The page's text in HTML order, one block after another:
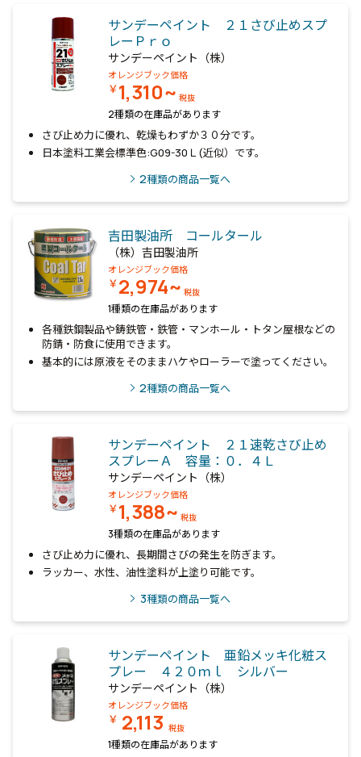
サンデーペイント ２１さび止めスプ
レーＰｒｏ
サンデーペイント（株）
オレンジブック価格
￥1,310~ 税抜
2種類の在庫品があります
さび止め力に優れ、乾燥もわずか３０分です。
日本塗料工業会標準色:G09-30Ｌ(近似）です。
2種類の商品一覧へ
吉田製油所 コールタール
（株）吉田製油所
オレンジブック価格
￥2,974~ 税抜
1種類の在庫品があります
各種鉄鋼製品や鋳鉄管・鉄管・マンホール・トタン屋根などの
防錆・防食に使用できます。
基本的には原液をそのままハケやローラーで塗ってください。
2種類の商品一覧へ
サンデーペイント ２１速乾さび止め
スプレーＡ 容量：０．４Ｌ
サンデーペイント（株）
オレンジブック価格
￥1,388~ 税抜
3種類の在庫品があります
さび止め力に優れ、長期間さびの発生を防ぎます。
ラッカー、水性、油性塗料が上塗り可能です。
3種類の商品一覧へ
サンデーペイント 亜鉛メッキ化粧ス
プレー ４２０ｍｌ シルバー
サンデーペイント（株）
オレンジブック価格
￥ 2,113 税抜
1種類の在庫品があります